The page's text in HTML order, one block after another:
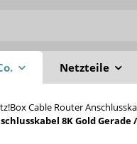
Netzteile
Cable Router
8K Gold Gerade